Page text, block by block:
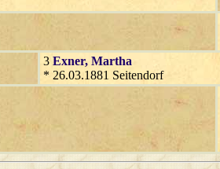
3 Exner, Martha
* 26.03.1881 Seitendorf